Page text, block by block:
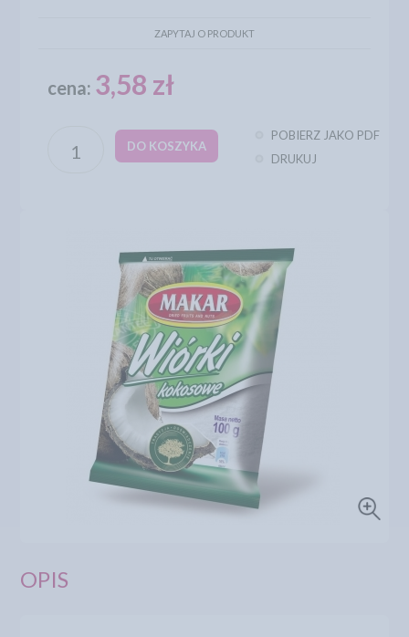
ZAPYTAJ O PRODUKT
cena: 3,58 zł
DO KOSZYKA
POBIERZ JAKO PDF
DRUKUJ
OPIS